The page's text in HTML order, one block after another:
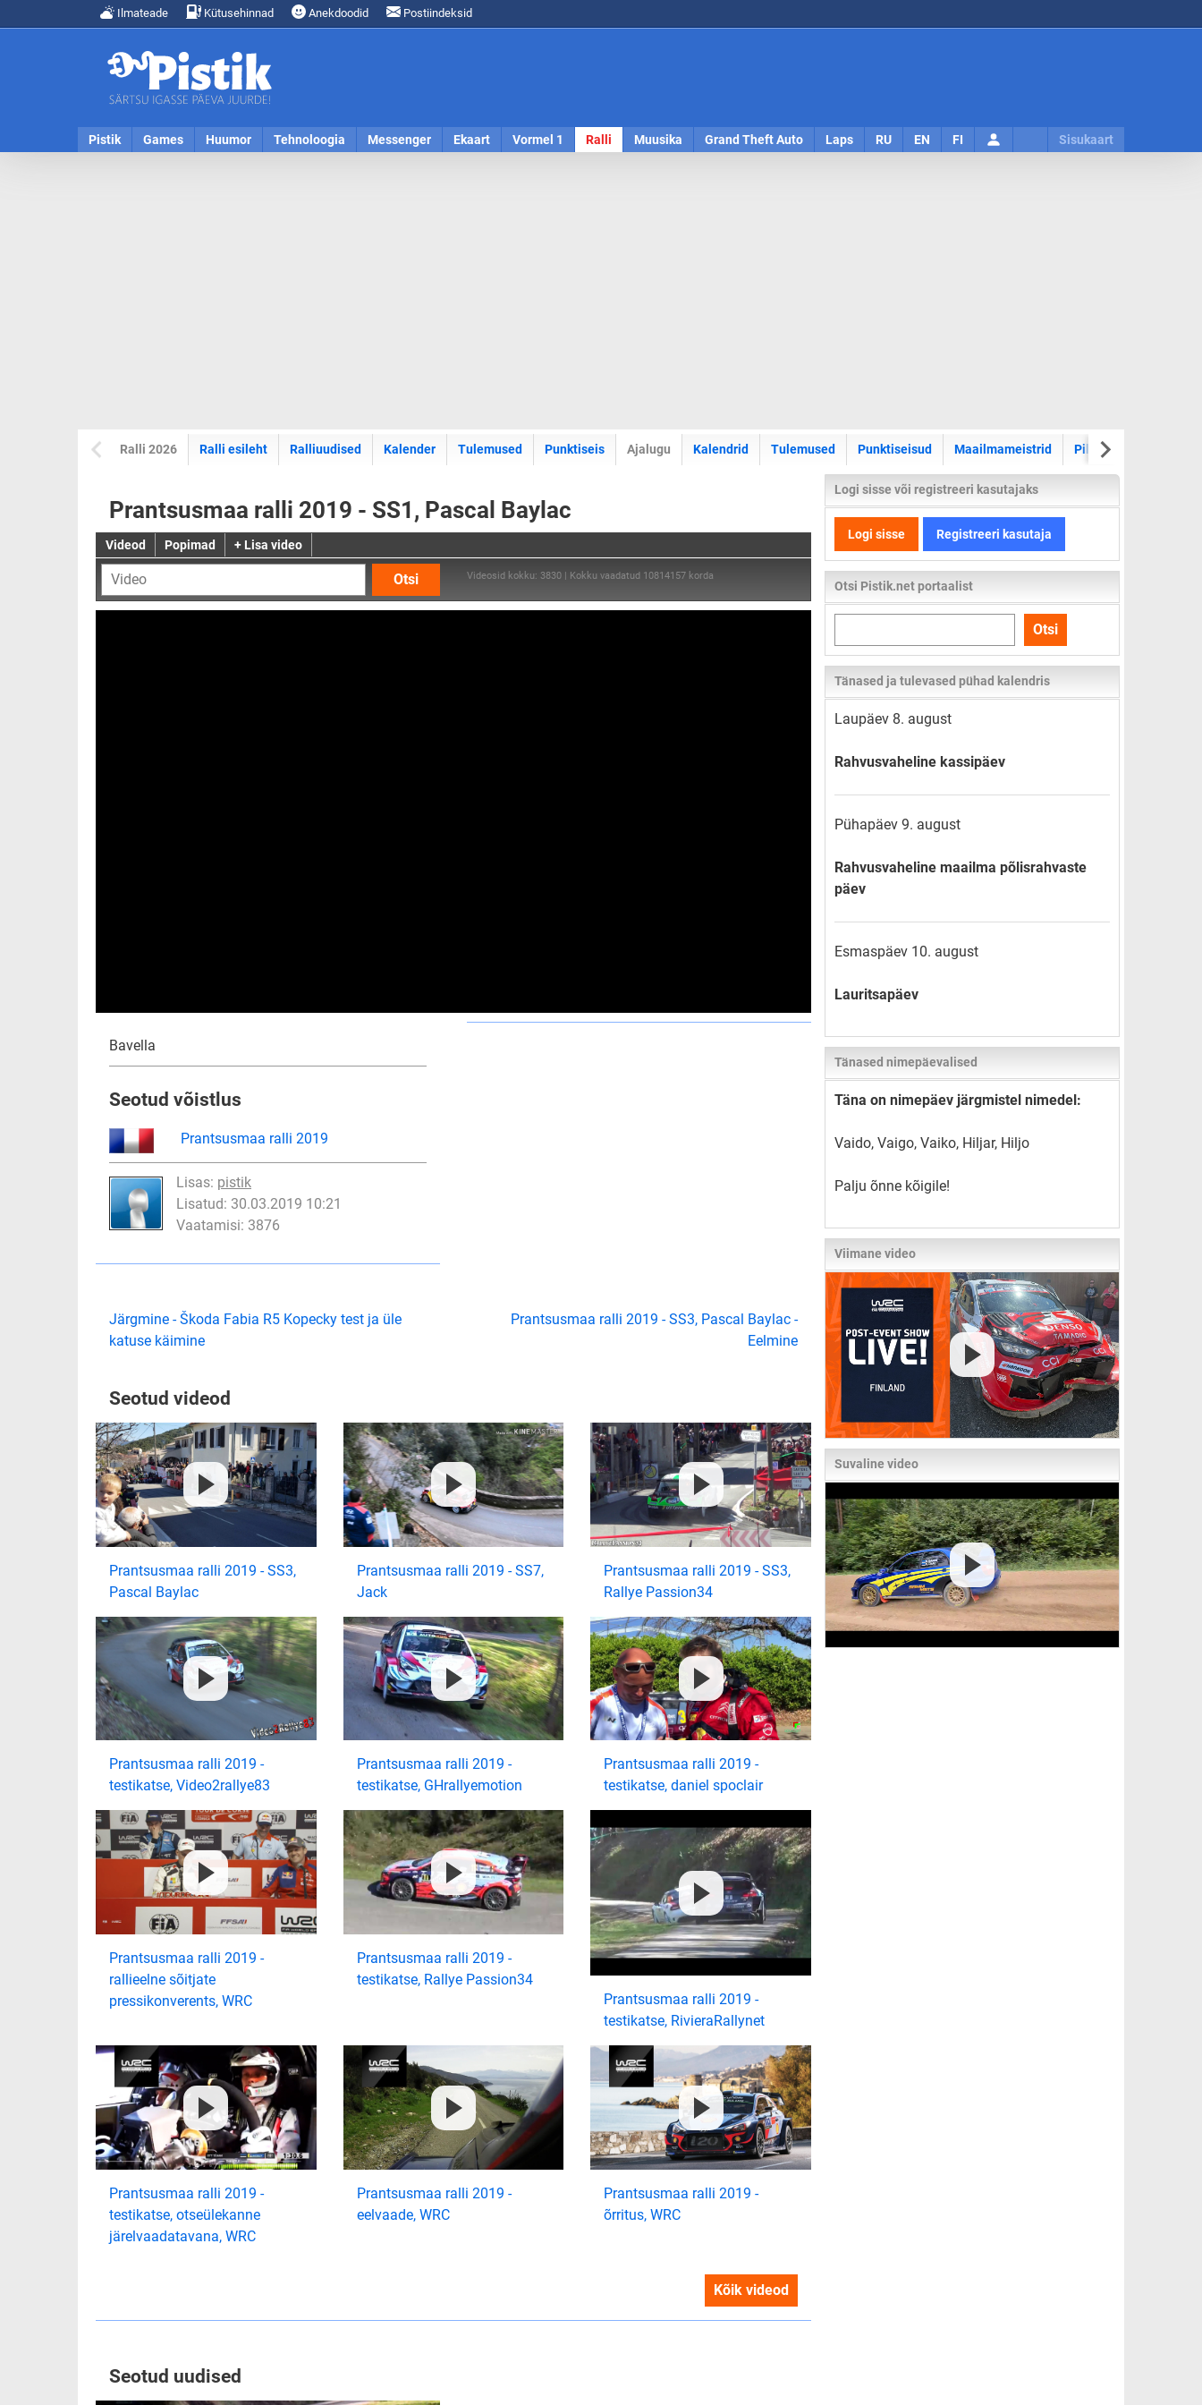
Ilmateade Kütusehinnad Anekdoodid Postiindeksid
Pistik Games Huumor Tehnoloogia Messenger Ekaart Vormel 1 Ralli Muusika Grand Theft Auto Laps RU EN FI Sisukaart
Ralli 2026 Ralli esileht Ralliuudised Kalender Tulemused Punktiseis Ajalugu Kalendrid Tulemused Punktiseisud WRC ralli
Maailmameistrid Pildid
Prantsusmaa ralli 2019 - SS1, Pascal Baylac
Videod Popimad + Lisa video
Otsi Videosid kokku: 3830 | Kokku vaadatud 10814157 korda
Bavella
Seotud võistlus
Prantsusmaa ralli 2019
Lisas: pistik
Lisatud: 30.03.2019 10:21
Vaatamisi: 3876
Järgmine - Škoda Fabia R5 Kopecky test ja üle
katuse käimine
Prantsusmaa ralli 2019 - SS3, Pascal Baylac -
Eelmine
Seotud videod
Prantsusmaa ralli 2019 - SS3,
Pascal Baylac
Prantsusmaa ralli 2019 - SS7,
Jack
Prantsusmaa ralli 2019 - SS3,
Rallye Passion34
Prantsusmaa ralli 2019 -
testikatse, Video2rallye83
Prantsusmaa ralli 2019 -
testikatse, GHrallyemotion
Prantsusmaa ralli 2019 -
testikatse, daniel spoclair
Prantsusmaa ralli 2019 -
rallieelne sõitjate
pressikonverents, WRC
Prantsusmaa ralli 2019 -
testikatse, Rallye Passion34
Prantsusmaa ralli 2019 -
testikatse, RivieraRallynet
Prantsusmaa ralli 2019 -
testikatse, otseülekanne
järelvaadatavana, WRC
Prantsusmaa ralli 2019 -
eelvaade, WRC
Prantsusmaa ralli 2019 -
õrritus, WRC
Kõik videod
Seotud uudised
Logi sisse või registreeri kasutajaks
Logi sisse Registreeri kasutaja
Otsi Pistik.net portaalist
kogu
lehelt
Otsi
Tänased ja tulevased pühad kalendris
Laupäev 8. august
Rahvusvaheline kassipäev
Pühapäev 9. august
Rahvusvaheline maailma põlisrahvaste
päev
Esmaspäev 10. august
Lauritsapäev
Tänased nimepäevalised
Täna on nimepäev järgmistel nimedel:
Vaido, Vaigo, Vaiko, Hiljar, Hiljo
Palju õnne kõigile!
Viimane video
Suvaline video